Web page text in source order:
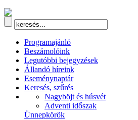
Programajánló
Beszámolóink
Legutóbbi bejegyzések
Állandó híreink
Eseménynaptár
Keresés, szűrés
Nagyböjt és húsvét
Adventi időszak
Ünnepkörök